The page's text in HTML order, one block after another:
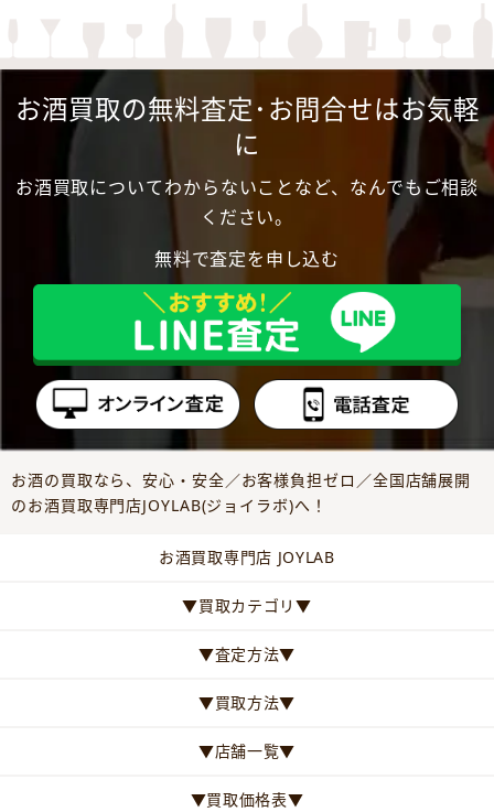
お酒買取の無料査定･お問合せはお気軽
に
お酒買取についてわからないことなど、なんでもご相談
ください。
無料で査定を申し込む
お酒の買取なら、安心・安全／お客様負担ゼロ／全国店舗展開
のお酒買取専門店JOYLAB(ジョイラボ)へ！
お酒買取専門店 JOYLAB
▼買取カテゴリ▼
▼査定方法▼
▼買取方法▼
▼店舗一覧▼
▼買取価格表▼